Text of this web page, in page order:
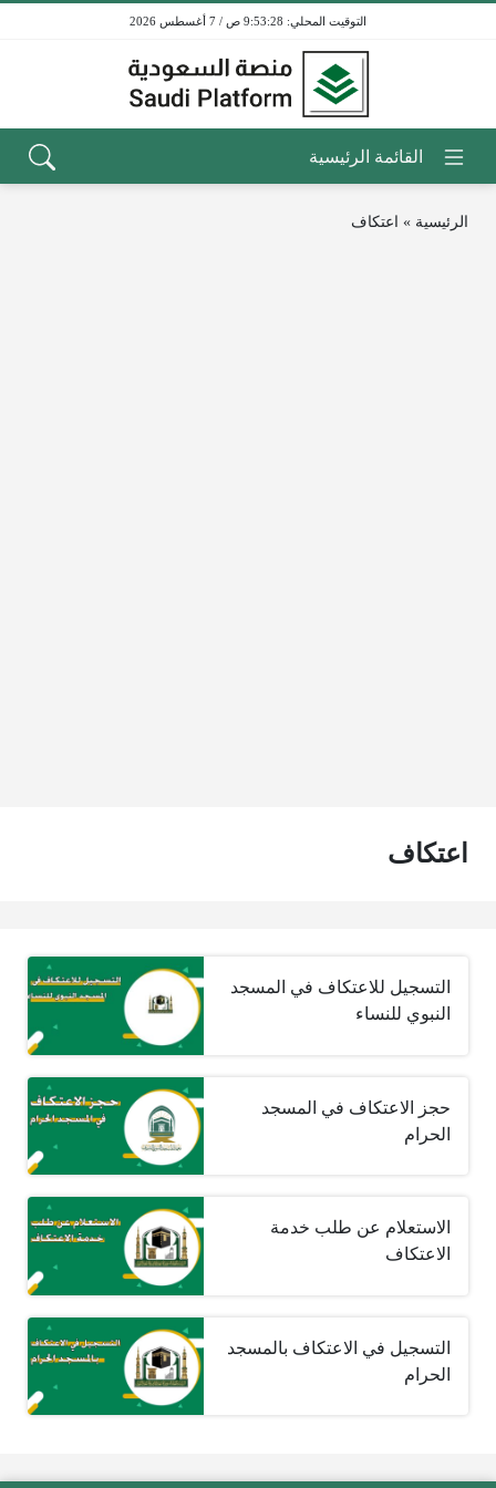
9:53:28 ص / 7 أغسطس 2026
الرئيسية » اعتكاف
اعتكاف
التسجيل للاعتكاف في المسجد
النبوي للنساء
حجز الاعتكاف في المسجد
الحرام
الاستعلام عن طلب خدمة
الاعتكاف
التسجيل في الاعتكاف بالمسجد
الحرام